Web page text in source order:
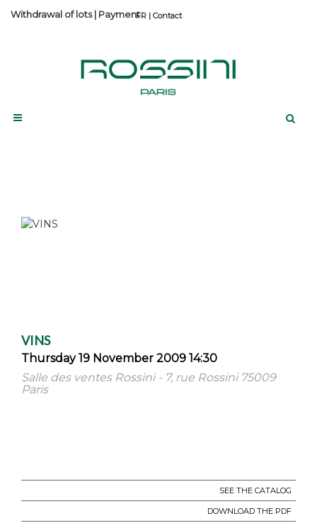
Contact
Withdrawal of lots| Payment
VINS
Thursday 19 November 2009 14:30
Salle des ventes Rossini - 7, rue Rossini 75009
Paris
SEE THE CATALOG
DOWNLOAD THE PDF